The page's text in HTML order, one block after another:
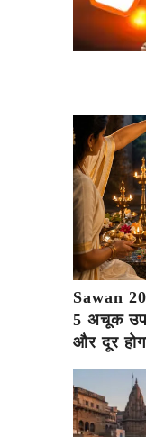
Sawan
5 अचूक
और दूर